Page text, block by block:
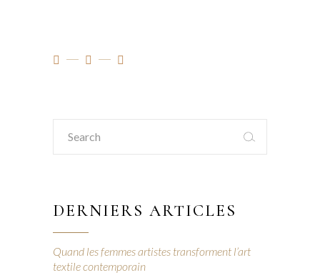
Search
for:
DERNIERS ARTICLES
Quand les femmes artistes transforment l’art
textile contemporain